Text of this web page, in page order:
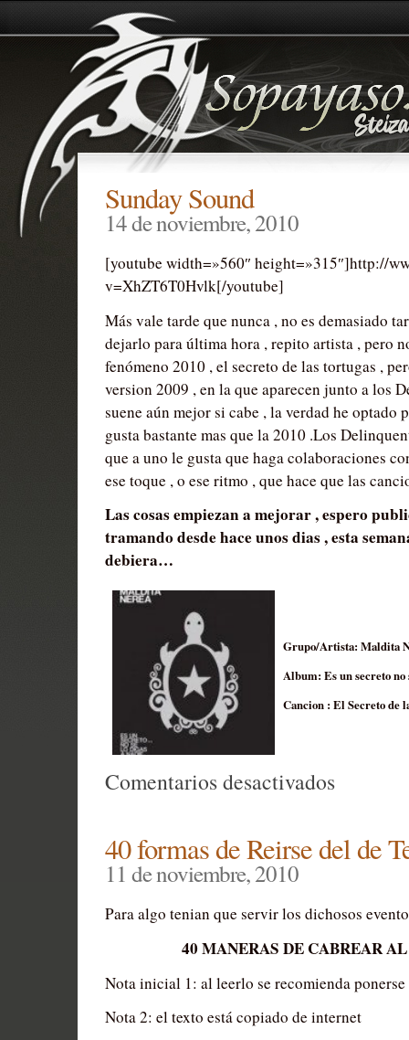
Sunday Sound
14 de noviembre, 2010
[youtube width=»560″ height=»315″]http://
v=XhZT6T0Hvlk[/youtube]
Más vale tarde que nunca , no es demasiado
dejarlo para última hora , repito artista , pero
fenómeno 2010 , el secreto de las tortugas ,
version 2009 , en la que aparecen junto a los
suene aún mejor si cabe , la verdad he optado
gusta bastante mas que la 2010 .Los
que a uno le gusta que haga colaboraciones
ese toque , o ese ritmo , que hace que las
Las cosas empiezan a mejorar , espero
tramando desde hace unos dias , esta
debiera…
Grupo/Artista: Maldita
Album: Es un secreto no
Cancion : El Secreto de
Comentarios desactivados
Sound
40 formas de Reirse del de
11 de noviembre, 2010
Para algo tenian que servir los dichosos
40 MANERAS DE CABREAR
Nota inicial 1: al leerlo se recomienda
Nota 2: el texto está copiado de internet